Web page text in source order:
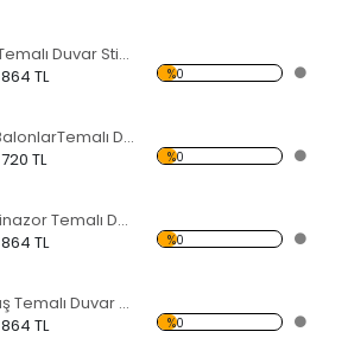
Sarı At Temalı Duvar Sticker
864 TL %0
Renkli BalonlarTemalı Duvar Sticker
720 TL %0
Şişko Dinazor Temalı Duvar Sticker
864 TL %0
Love Kuş Temalı Duvar Sticker
864 TL %0